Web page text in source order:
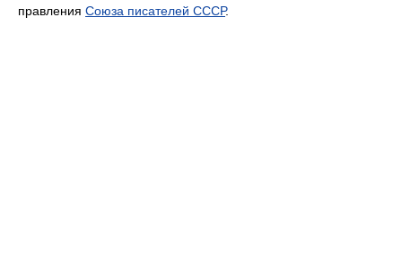
правления Союза писателей СССР.